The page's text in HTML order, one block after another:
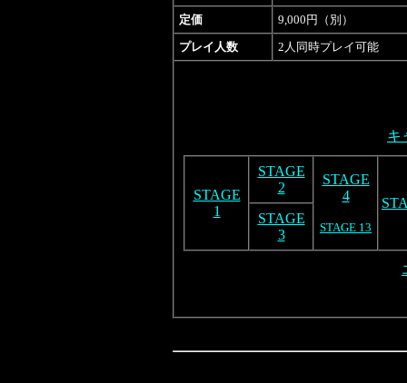
定価
9,000円（別）
プレイ人数
2人同時プレイ可能
キ
STAGE
1
STAGE
2
STAGE
4
STAGE 13
STAGE
3